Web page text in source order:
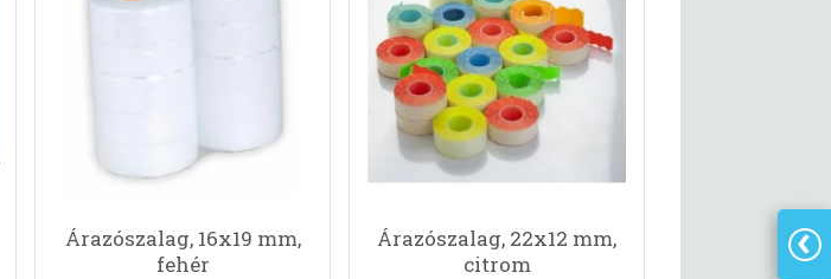
Árazószalag, 16x19 mm,
fehér
Árazószalag, 22x12 mm,
citrom